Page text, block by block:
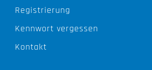
Registrierung
Kennwort vergessen
Kontakt